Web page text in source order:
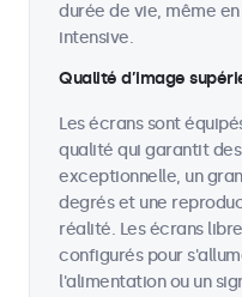
durée de vie, même
intensive.
Qualité d’image
Les écrans sont
qualité qui garantit
exceptionnelle, un
degrés et une
réalité. Les écrans
configurés pour
l'alimentation ou un